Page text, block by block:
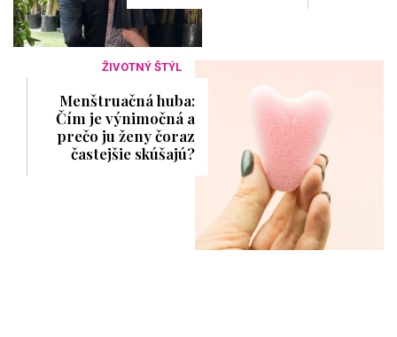
ŽIVOTNÝ ŠTÝL
Menštruačná huba:
Čím je výnimočná a
prečo ju ženy čoraz
častejšie skúšajú?